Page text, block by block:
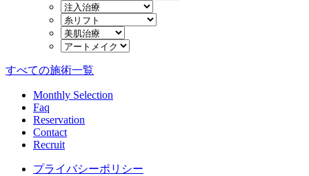
すべての施術一覧
Monthly Selection
Faq
Reservation
Contact
Recruit
プライバシーポリシー